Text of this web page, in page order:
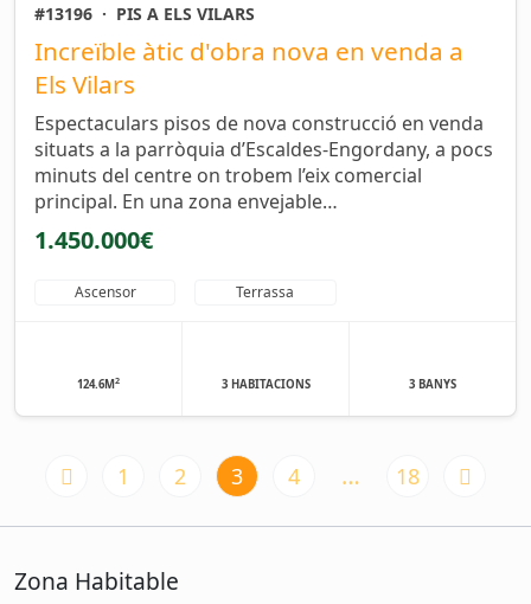
#13196 · PIS A ELS VILARS
Increïble àtic d'obra nova en venda a
Els Vilars
Espectaculars pisos de nova construcció en venda
situats a la parròquia d’Escaldes-Engordany, a pocs
minuts del centre on trobem l’eix comercial
principal. En una zona envejable…
1.450.000€
Ascensor Terrassa
124.6M2 3 HABITACIONS 3 BANYS
1 2 3 4 … 18
Zona Habitable